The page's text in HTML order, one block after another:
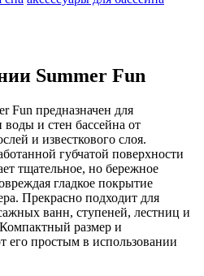
Summer Fun
Fun предназначен для
и стен бассейна от
и известкового слоя.
губчатой поверхности
тщательное, но бережное
гладкое покрытие
Прекрасно подходит для
ванн, ступеней, лестниц и
размер и
его простым в использовании